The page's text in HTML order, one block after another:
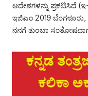
ಆದೇಶಗಳನ್ನು ಪ್ರಕಟಿಸಿದೆ
ಇಜಿಎಂ 2019 ಬೆಂಗಳೂರು,
ನನಗೆ ತುಂಬಾ